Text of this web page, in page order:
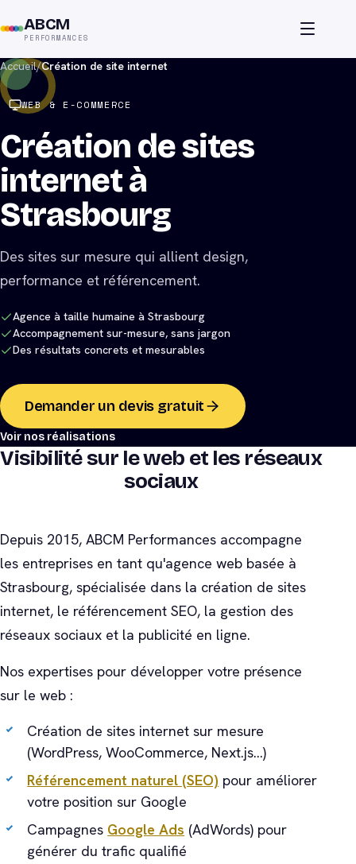
ABCM
PERFORMANCES
Accueil/Création de site internet
WEB & E-COMMERCE
Création de sites
internet à
Strasbourg
Des sites sur mesure qui allient design,
performance et référencement.
Agence à taille humaine à Strasbourg
Accompagnement sur-mesure, sans jargon
Des résultats concrets et mesurables
Demander un devis gratuit
Voir nos réalisations
Visibilité sur le web et les réseaux
sociaux
Depuis 2015, ABCM Performances accompagne
les entreprises en tant qu'agence web basée à
Strasbourg, spécialisée dans la création de sites
internet, le référencement SEO, la gestion des
réseaux sociaux et la publicité en ligne.
Nos expertises pour développer votre présence
sur le web :
Création de sites internet sur mesure
(WordPress, WooCommerce, Next.js…)
Référencement naturel (SEO) pour améliorer
votre position sur Google
Campagnes Google Ads (AdWords) pour
générer du trafic qualifié